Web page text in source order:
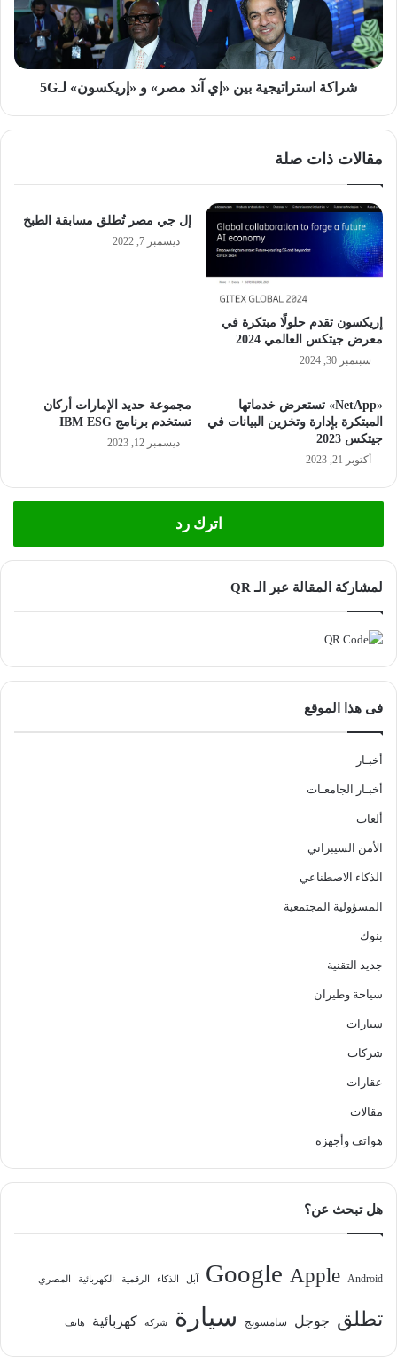
مصر»
و
«إريكسون»
لـ5G
شراكة استراتيجية بين «إي آند مصر» و «إريكسون» لـ5G
مقالات ذات صلة
إريكسون تقدم حلولًا مبتكرة في
معرض جيتكس العالمي 2024
سبتمبر 30, 2024
إل جي مصر تُطلق مسابقة الطبخ
ديسمبر 7, 2022
«NetApp» تستعرض خدماتها
المبتكرة بإدارة وتخزين البيانات في
جيتكس 2023
أكتوبر 21, 2023
مجموعة حديد الإمارات أركان
تستخدم برنامج IBM ESG
ديسمبر 12, 2023
اترك رد
لمشاركة المقالة عبر الـ QR
فى هذا الموقع
أخبـار
أخبـار الجامعـات
ألعاب
الأمن السيبراني
الذكاء الاصطناعي
المسؤولية المجتمعية
بنوك
جديد التقنية
سياحة وطيران
سيارات
شركات
عقارات
مقالات
هواتف وأجهزة
هل تبحث عن؟
Android
Apple
Google آبل الذكاء الرقمية الكهربائية المصري
تطلق جوجل سامسونج سيارة شركة كهربائية هاتف